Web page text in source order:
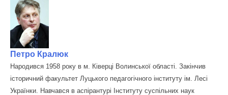
Петро Кралюк
Народився 1958 року в м. Ківерці Волинської області. Закінчив
історичний факультет Луцького педагогічного інституту ім. Лесі
Українки. Навчався в аспірантурі Інституту суспільних наук